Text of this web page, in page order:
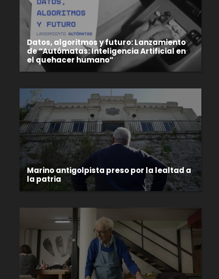
Datos, algoritmos y futuro: Lanzamiento
de “Autómatas: Inteligencia Artificial en
el quehacer humano”
Marino antigolpista preso por la lealtad a
la patria